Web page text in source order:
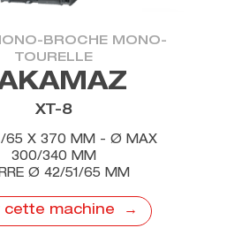
BROCHE MONO-
TOURELLE
XT-8
65 X 370 MM - Ø MAX
300/340 MM
Ø 42/51/65 MM
cette machine